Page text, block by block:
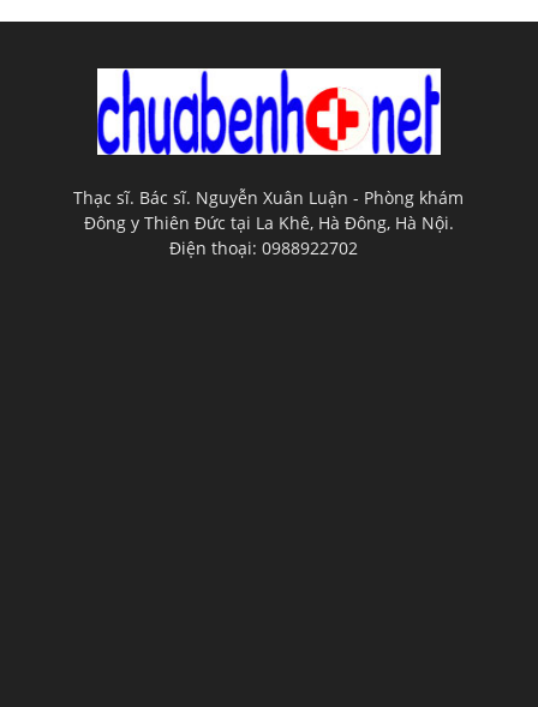
Thạc sĩ. Bác sĩ. Nguyễn Xuân Luận - Phòng khám
Đông y Thiên Đức tại La Khê, Hà Đông, Hà Nội.
Điện thoại: 0988922702